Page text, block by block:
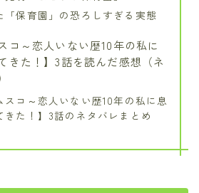
「保育園」の恐ろしすぎる実態
コ～恋人いない歴10年の私に
きた！】3話を読んだ感想（ネ
スコ～恋人いない歴10年の私に息
きた！】3話のネタバレまとめ